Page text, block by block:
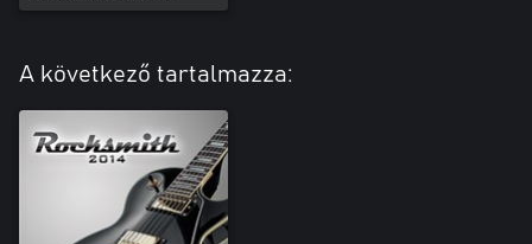
A következő tartalmazza: